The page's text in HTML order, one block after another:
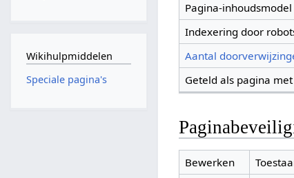
Pagina-inhoudsmodel
Indexering door
Aantal
Geteld als pagina
Bewerken
Wikihulpmiddelen
Speciale pagina's